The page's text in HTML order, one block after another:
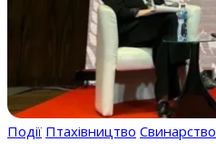
Події Птахівництво Свинарство